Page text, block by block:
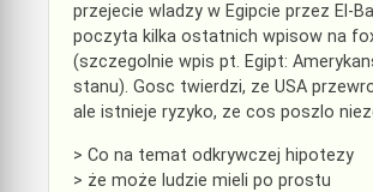
przejecie wladzy w Egipcie przez El-
poczyta kilka ostatnich wpisow na
(szczegolnie wpis pt. Egipt:
stanu). Gosc twierdzi, ze USA
ale istnieje ryzyko, ze cos poszlo
> Co na temat odkrywczej hipotezy
> że może ludzie mieli po prostu